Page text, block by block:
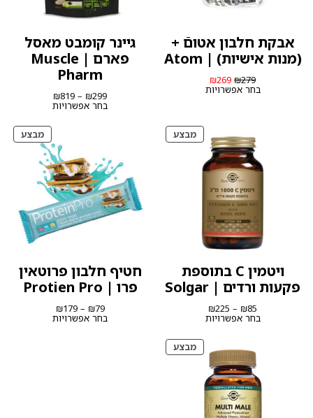
אבקת חלבון אטוםֿ +
(מנות אישיות) | Atom
₪279 המחיר
המקורי
₪269 המחיר
הנוכחיבחר אפשרויות
גיינר קומבט מאסל
פארם | Muscle
Pharm
₪299
–
₪819 טווח
מחירים:
עד
בחר אפשרויות
מבצעמוצרים
במבצע
ויטמין C בתוספת
פקעות ורדים | Solgar
₪85
–
₪225 טווח
מחירים:
עד
בחר אפשרויות
מבצע
חטיף חלבון פרוטאין
פרו | Protien Pro
₪79
–
₪179
מחירים:בחר אפשרויות
מבצעמוצרים
במבצע